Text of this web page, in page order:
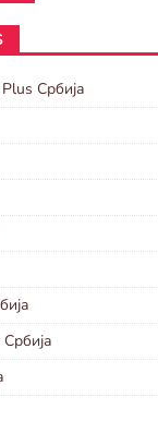
Србија